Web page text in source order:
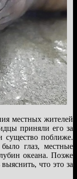
местных жителей
приняли его за
существо поближе.
глаз, местные
океана. Позже
что это за